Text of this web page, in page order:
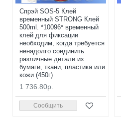
Спрэй SOS-5 Клей
временный STRONG Клей
500ml. *10096* временный
клей для фиксации
необходим, когда требуется
ненадолго соединить
различные детали из
бумаги, ткани, пластика или
кожи (450г)
1 736.80р.
Сообщить